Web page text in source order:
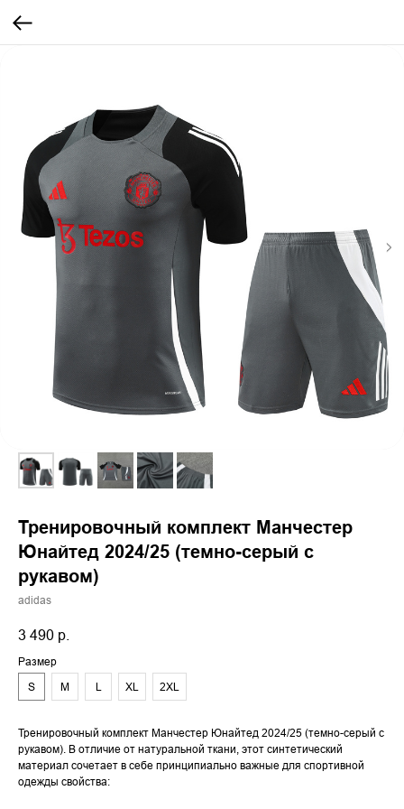
Тренировочный комплект Манчестер
Юнайтед 2024/25 (темно-серый с
рукавом)
adidas
3 490 р.
Размер
S
M L XL 2XL
Тренировочный комплект Манчестер Юнайтед 2024/25 (темно-серый с
рукавом). В отличие от натуральной ткани, этот синтетический
материал сочетает в себе принципиально важные для спортивной
одежды свойства: